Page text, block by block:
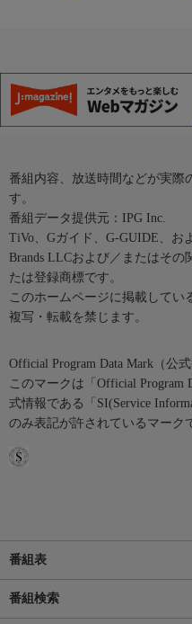
番組内容、放送時間などが実際
す。
番組データ提供元：IPG Inc.
TiVo、Gガイド、G-GUIDE、お
Brands LLCおよび／またはその
たは登録商標です。
このホームページに掲載してい
複写・転載を禁じます。
Official Program Data Mark（公
このマークは「Official Program
式情報である「SI(Service
のみ表記が許されているマーク
番組表
番組検索